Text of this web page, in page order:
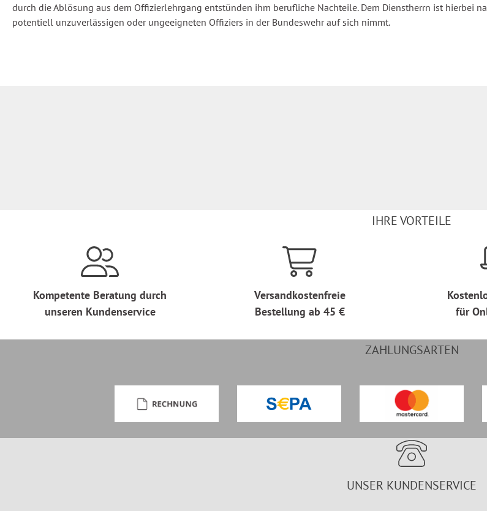
durch die Ablösung aus dem Offizierlehrgang entstünden ihm berufliche Nachteile. Dem Dienstherrn ist hierbei
potentiell unzuverlässigen oder ungeeigneten Offiziers in der Bundeswehr auf sich nimmt.
IHRE VORTEILE
Kompetente Beratung durch
unseren Kundenservice
Versandkostenfreie
Bestellung ab 45 €
für
ZAHLUNGSARTEN
UNSER KUNDENSERVICE